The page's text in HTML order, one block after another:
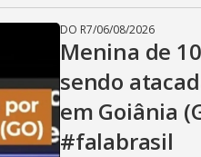
oDO R7/06/08/2026
Menina de
sendo
em Goiânia
#falabrasil